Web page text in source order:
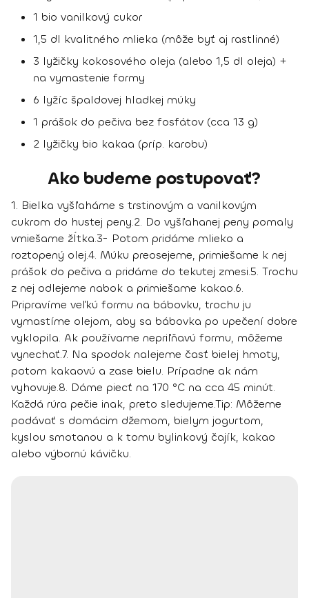
1 bio vanilkový cukor
1,5 dl kvalitného mlieka (môže byť aj rastlinné)
3 lyžičky kokosového oleja (alebo 1,5 dl oleja) +
na vymastenie formy
6 lyžíc špaldovej hladkej múky
1 prášok do pečiva bez fosfátov (cca 13 g)
2 lyžičky bio kakaa (príp. karobu)
Ako budeme postupovať?
1. Bielka vyšľaháme s trstinovým a vanilkovým
cukrom do hustej peny.2. Do vyšľahanej peny pomaly
vmiešame žĺtka.3- Potom pridáme mlieko a
roztopený olej.4. Múku preosejeme, primiešame k nej
prášok do pečiva a pridáme do tekutej zmesi.5. Trochu
z nej odlejeme nabok a primiešame kakao.6.
Pripravíme veľkú formu na bábovku, trochu ju
vymastíme olejom, aby sa bábovka po upečení dobre
vyklopila. Ak používame nepriľňavú formu, môžeme
vynechať.7. Na spodok nalejeme časť bielej hmoty,
potom kakaovú a zase bielu. Prípadne ak nám
vyhovuje.8. Dáme piecť na 170 °C na cca 45 minút.
Každá rúra pečie inak, preto sledujeme.Tip: Môžeme
podávať s domácim džemom, bielym jogurtom,
kyslou smotanou a k tomu bylinkový čajík, kakao
alebo výbornú kávičku.